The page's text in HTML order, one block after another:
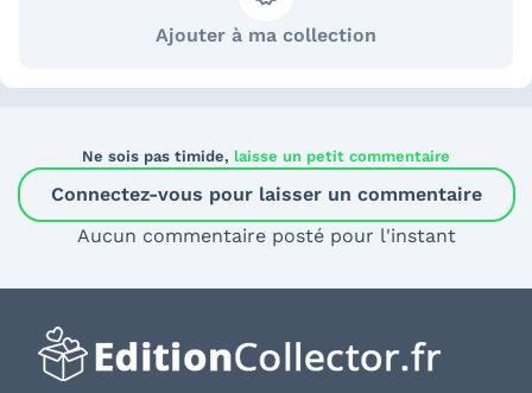
Ajouter à ma collection
Ne sois pas timide, laisse un petit commentaire
Connectez-vous pour laisser un commentaire
Aucun commentaire posté pour l'instant